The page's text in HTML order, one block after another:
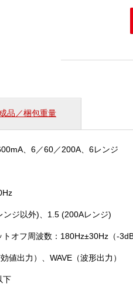
品／梱包重量
、6／60／200A、6レンジ
ンジ以外)、1.5 (200Aレンジ)
オフ周波数：180Hz±30Hz（-3dB
値出力）、WAVE（波形出力）
下